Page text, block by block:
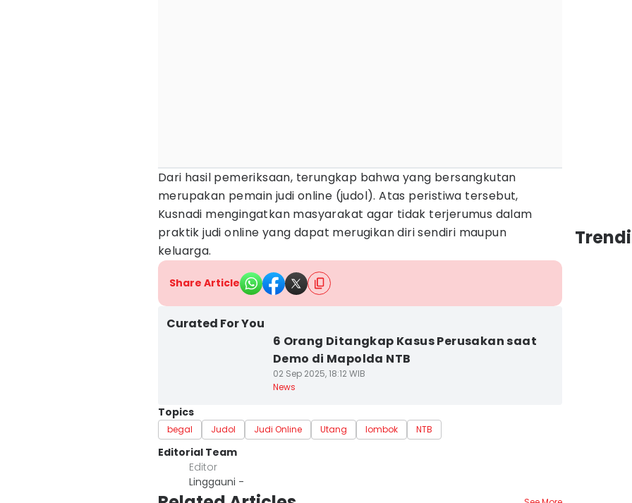
Dari hasil pemeriksaan, terungkap bahwa yang bersangkutan
merupakan pemain judi online (judol). Atas peristiwa tersebut,
Kusnadi mengingatkan masyarakat agar tidak terjerumus dalam
praktik judi online yang dapat merugikan diri sendiri maupun
keluarga.
Share Article
Curated For You
6 Orang Ditangkap Kasus Perusakan saat
Demo di Mapolda NTB
02 Sep 2025, 18:12 WIB
News
Topics
begal Judol Judi Online Utang lombok NTB
Editorial Team
Editor
Linggauni -